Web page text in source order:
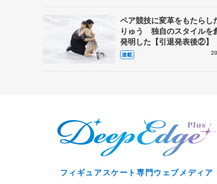
ペア競技に変革をもたらし
りゅう 独自のスタイルを
発明した【引退発表後②】
連載
フィギュアスケート専門ウェブメディア